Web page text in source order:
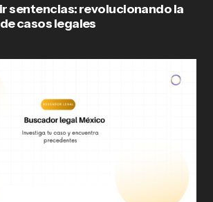
sentencias: revolucionando la
casos legales